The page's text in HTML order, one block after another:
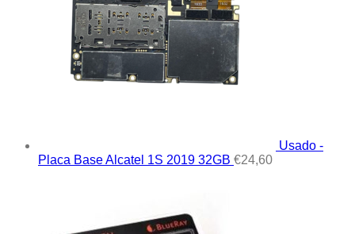
Usado -
Placa Base Alcatel 1S 2019 32GB €24,60